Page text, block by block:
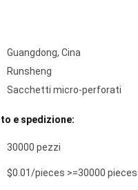
Guangdong, Cina
Runsheng
Sacchetti micro-perforati
e spedizione:
30000 pezzi
$0.01/pieces >=30000 pieces